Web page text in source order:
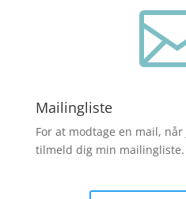
Mailingliste
For at modtage en mail,
tilmeld dig min mailingliste.